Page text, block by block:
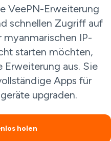
VeePN-Erweiterung
schnellen Zugriff auf
IP-
starten möchten,
Erweiterung aus. Sie
Apps für
upgraden.
holen